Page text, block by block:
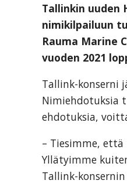
yritysten
järjestö,
jonka
tehtävä
on
edistää
hyvää
kustannus­
tehokasta
matka-
Tallinkin uuden
nimikilpailuun
Rauma Marine
vuoden 2021
Tallink-konserni
Nimiehdotuksia
ehdotuksia,
– Tiesimme,
Yllätyimme
Tallink-